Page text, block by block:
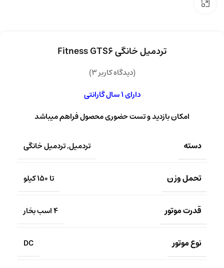
تردمیل خانگی Fitness GTS6
(دیدگاه کاربر3
)
دارای 1 سال گارانتی
امکان بازدید و تست حضوری محصول فراهم میباشد
دسته تردمیل,تردمیل خانگی
تحمل وزن تا 150 کیلو
قدرت موتور 4 اسب بخار
نوع موتور DC